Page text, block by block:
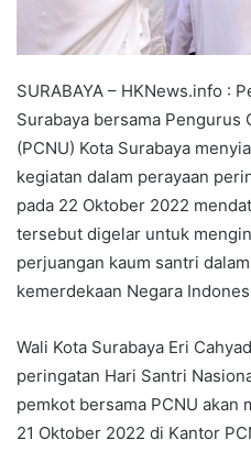
SURABAYA – HKNews.info :
Surabaya bersama Pengurus
(PCNU) Kota Surabaya
kegiatan dalam perayaan
pada 22 Oktober 2022
tersebut digelar untuk
perjuangan kaum santri
kemerdekaan Negara
Wali Kota Surabaya Eri
peringatan Hari Santri
pemkot bersama PCNU akan
21 Oktober 2022 di Kantor